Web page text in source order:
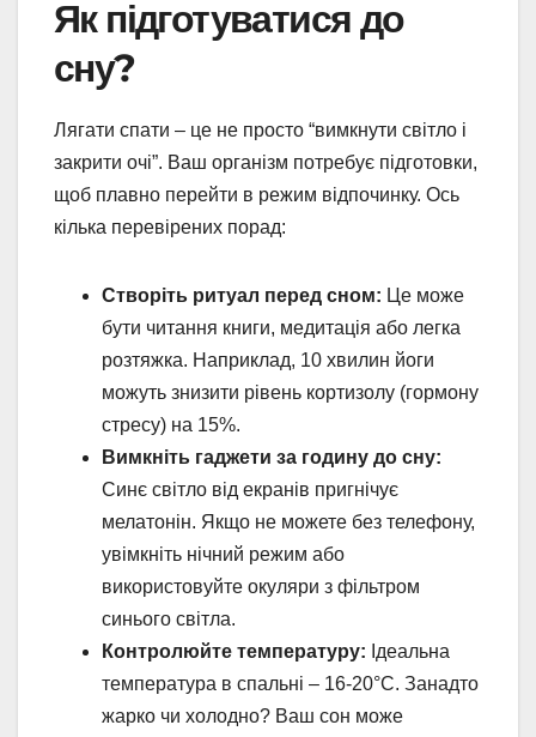
Як підготуватися до
сну?
Лягати спати – це не просто “вимкнути світло і
закрити очі”. Ваш організм потребує підготовки,
щоб плавно перейти в режим відпочинку. Ось
кілька перевірених порад:
Створіть ритуал перед сном: Це може
бути читання книги, медитація або легка
розтяжка. Наприклад, 10 хвилин йоги
можуть знизити рівень кортизолу (гормону
стресу) на 15%.
Вимкніть гаджети за годину до сну:
Синє світло від екранів пригнічує
мелатонін. Якщо не можете без телефону,
увімкніть нічний режим або
використовуйте окуляри з фільтром
синього світла.
Контролюйте температуру: Ідеальна
температура в спальні – 16-20°C. Занадто
жарко чи холодно? Ваш сон може